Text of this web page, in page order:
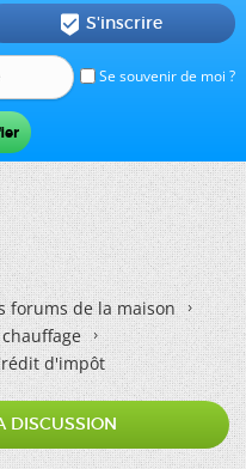
Se souvenir de moi ?
 S'inscrire
forums de la maison
d'impôt
DISCUSSION